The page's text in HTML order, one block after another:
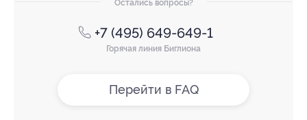
Остались вопросы?
+7 (495) 649-649-1
Горячая линия Биглиона
Перейти в FAQ